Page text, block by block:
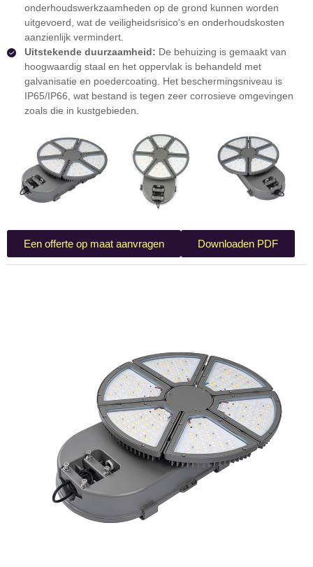
onderhoudswerkzaamheden op de grond kunnen worden
uitgevoerd, wat de veiligheidsrisico's en onderhoudskosten
aanzienlijk vermindert.
Uitstekende duurzaamheid: De behuizing is gemaakt van
hoogwaardig staal en het oppervlak is behandeld met
galvanisatie en poedercoating. Het beschermingsniveau is
IP65/IP66, wat bestand is tegen zeer corrosieve omgevingen
zoals die in kustgebieden.
Een offerte op maat aanvragen Downloaden PDF